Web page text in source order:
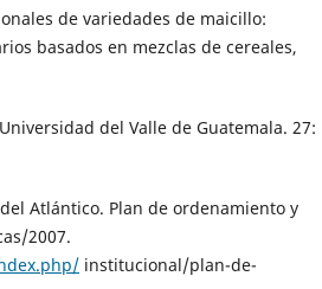
de variedades de maicillo:
basados en mezclas de cereales,
del Valle de Guatemala. 27:
Atlántico. Plan de ordenamiento y
2007.
institucional/plan-de-